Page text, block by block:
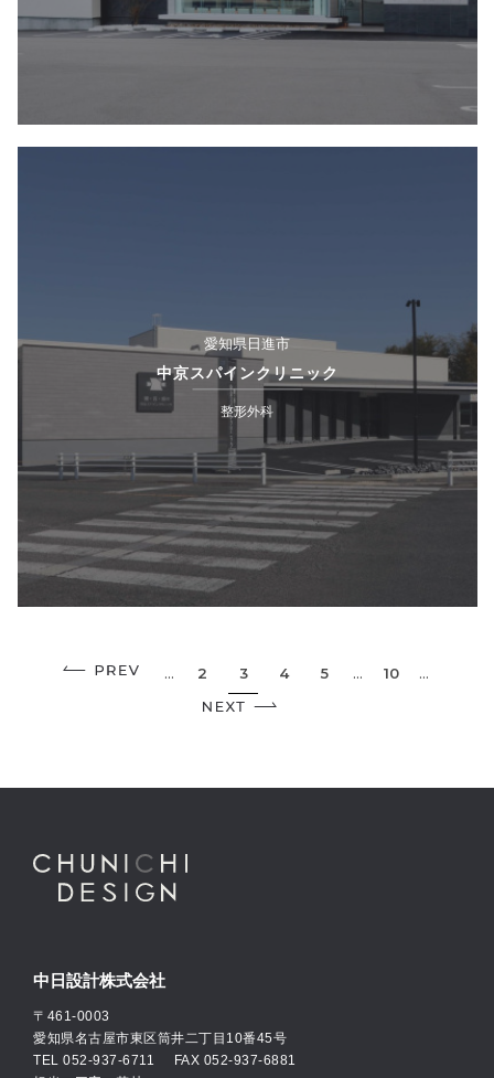
愛知県日進市
中京スパインクリニック
整形外科
... 2 3 4 5 ... 10 ...
中日設計株式会社
〒461-0003
愛知県名古屋市東区筒井二丁目10番45号
TEL 052-937-6711 FAX 052-937-6881